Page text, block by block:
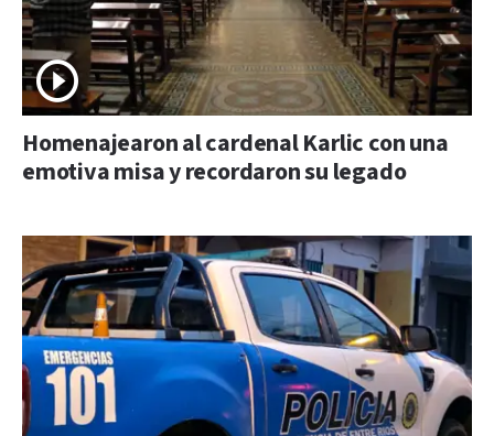
Homenajearon al cardenal Karlic con una
emotiva misa y recordaron su legado